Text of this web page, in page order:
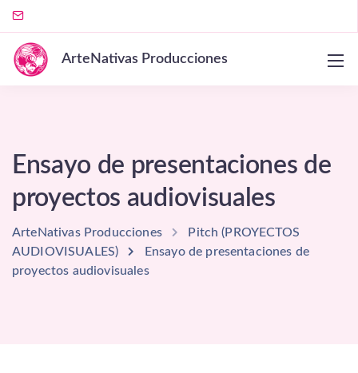
ArteNativas Producciones
Ensayo de presentaciones de
proyectos audiovisuales
ArteNativas Producciones
Pitch (PROYECTOS
AUDIOVISUALES)
Ensayo de presentaciones de
proyectos audiovisuales